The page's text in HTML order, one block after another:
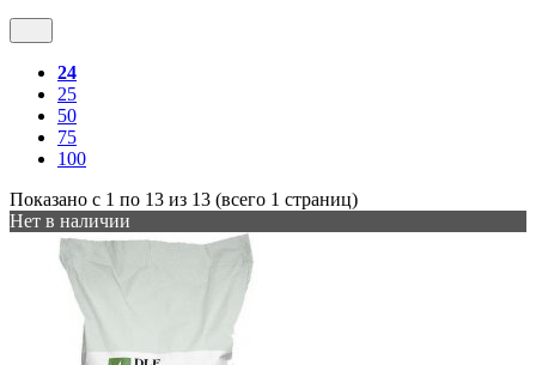
24
25
50
75
100
Показано с 1 по 13 из 13 (всего 1 страниц)
Нет в наличии